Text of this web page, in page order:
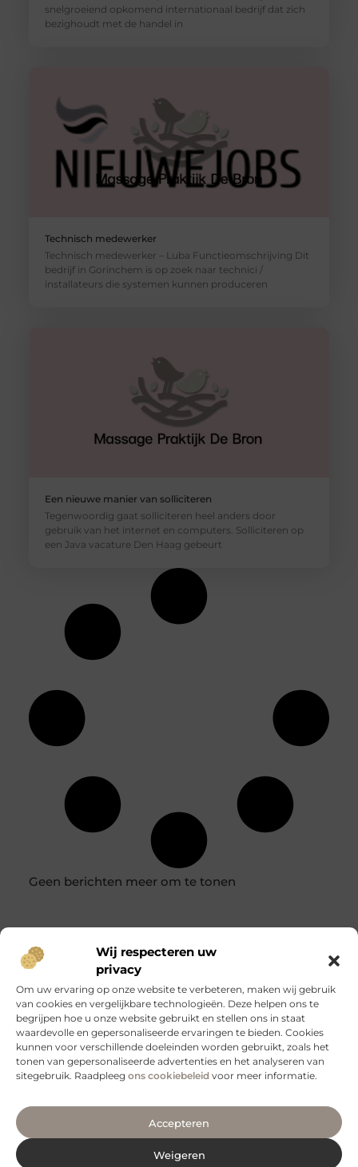
Wij respecteren uw
privacy
Om uw ervaring op onze website te verbeteren, maken wij gebruik
van cookies en vergelijkbare technologieën. Deze helpen ons te
begrijpen hoe u onze website gebruikt en stellen ons in staat
waardevolle en gepersonaliseerde ervaringen te bieden. Cookies
kunnen voor verschillende doeleinden worden gebruikt, zoals het
tonen van gepersonaliseerde advertenties en het analyseren van
sitegebruik. Raadpleeg ons cookiebeleid voor meer informatie.
Accepteren
Weigeren
snelgroeiend opkomend internationaal bedrijf dat zich
bezighoudt met de handel in
Technisch medewerker
Technisch medewerker – Luba Functieomschrijving Dit
bedrijf in Gorinchem is op zoek naar technici /
installateurs die systemen kunnen produceren
Een nieuwe manier van solliciteren
Tegenwoordig gaat solliciteren heel anders door
gebruik van het internet en computers. Solliciteren op
een Java vacature Den Haag gebeurt
Geen berichten meer om te tonen
Heb je vragen ofwil
je met ons
samenwerken?We
staan open voor
mooie
nieuwe ideeën.
Neem contact